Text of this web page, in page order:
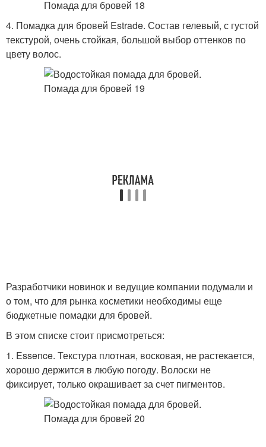
4. Помадка для бровей Estrade. Состав гелевый, с густой
текстурой, очень стойкая, большой выбор оттенков по
цвету волос.
Разработчики новинок и ведущие компании подумали и
о том, что для рынка косметики необходимы еще
бюджетные помадки для бровей.
В этом списке стоит присмотреться:
1. Essence. Текстура плотная, восковая, не растекается,
хорошо держится в любую погоду. Волоски не
фиксирует, только окрашивает за счет пигментов.